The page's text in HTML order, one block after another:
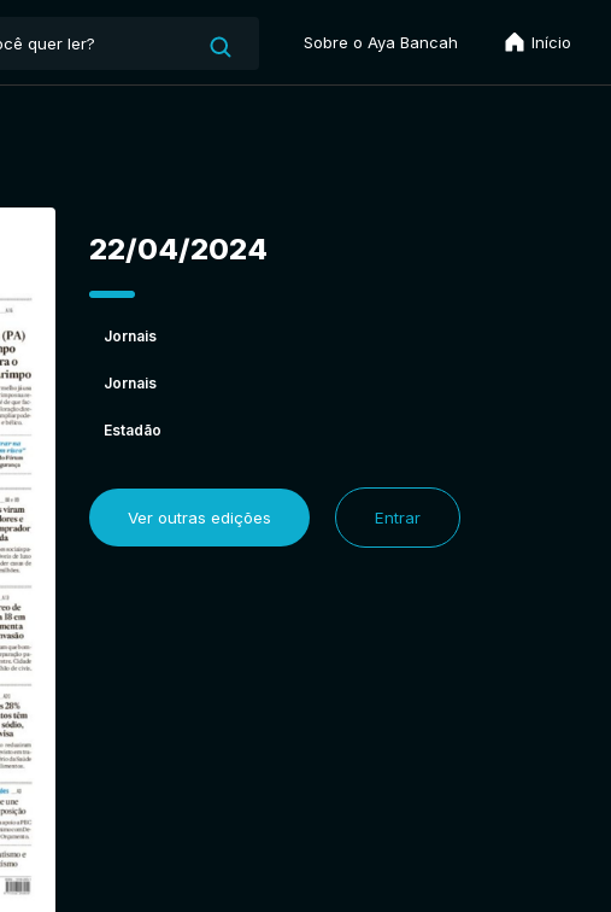
Sobre o Aya Bancah Início
22/04/2024
Jornais
Jornais
Estadão
Ver outras edições Entrar